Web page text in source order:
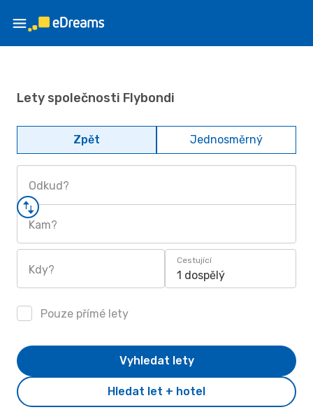
Lety společnosti Flybondi
Zpět Jednosměrný
Odkud?
Kam?
Kdy?
Cestující
1 dospělý
Pouze přímé lety
Hledat let + hotel
Vyhledat lety